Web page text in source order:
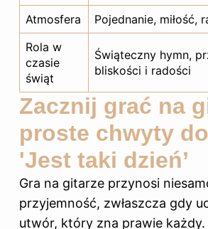
Atmosfera
Pojednanie, miłość,
Rola w
czasie
świąt
Świąteczny hymn,
bliskości i radości
Zacznij grać na
proste chwyty
'Jest taki dzień’
Gra na gitarze przynosi
przyjemność, zwłaszcza gdy
utwór, który zna prawie